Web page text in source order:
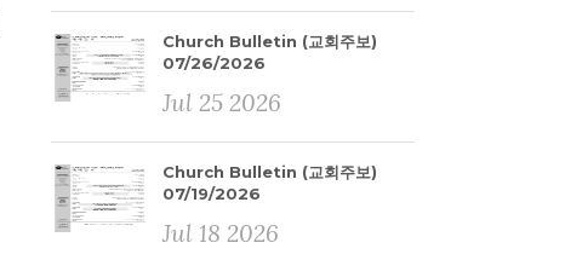
Church Bulletin (교회주보)
07/26/2026
Jul 25 2026
Church Bulletin (교회주보)
07/19/2026
Jul 18 2026